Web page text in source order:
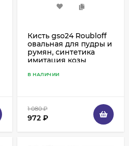
Кисть gso24 Roubloff
овальная для пудры и
румян, синтетика
имитация козы
В НАЛИЧИИ
1 080₽
972 ₽